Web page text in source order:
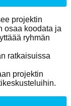
projektin
osaa koodata ja
ryhmän
ratkaisuissa
projektin